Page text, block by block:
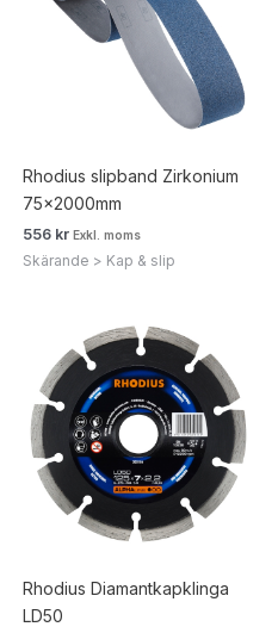
Rhodius slipband Zirkonium
75x2000mm
556 kr Exkl. moms
Skärande > Kap & slip
Rhodius Diamantkapklinga
LD50
Prisintervall:
273 kr341 kr
till
458 kr573 kr